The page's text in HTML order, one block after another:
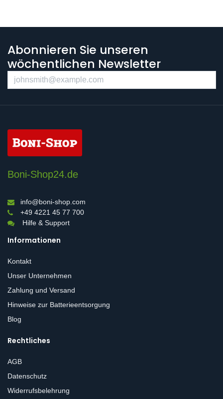
Abonnieren Sie unseren
wöchentlichen Newsletter
Boni-Shop24.de
info@boni-shop.com
+49 4221 45 77 700
Hilfe & Support
Informationen
Kontakt
Unser Unternehmen
Zahlung und Versand
Hinweise zur Batterieentsorgung
Blog
Rechtliches
AGB
Datenschutz
Widerrufsbelehrung